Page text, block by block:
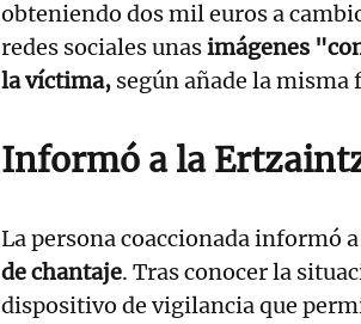
obteniendo dos mil euros a
redes sociales unasimágenes
la víctima, según añade la misma
Informó a la
La persona coaccionada informó
de chantaje. Tras conocer la
dispositivo de vigilancia que